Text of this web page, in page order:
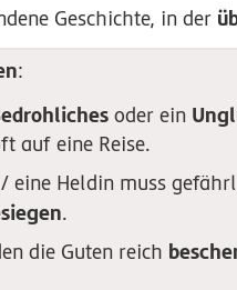
Geschichte, in der
:
oder ein
auf eine Reise.
eine Heldin muss
.
die Guten reich